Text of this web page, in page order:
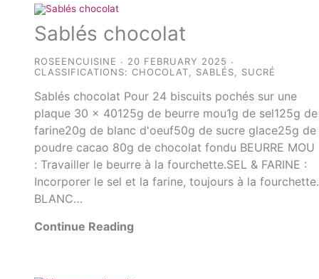
Sablés chocolat
ROSEENCUISINE
20 FEBRUARY 2025
CLASSIFICATIONS:CHOCOLAT, SABLÉS, SUCRÉ
Sablés chocolat Pour 24 biscuits pochés sur une
plaque 30 x 40125g de beurre mou1g de sel125g de
farine20g de blanc d'oeuf50g de sucre glace25g de
poudre cacao 80g de chocolat fondu BEURRE MOU
: Travailler le beurre à la fourchette.SEL & FARINE :
Incorporer le sel et la farine, toujours à la fourchette.
BLANC…
Continue Reading